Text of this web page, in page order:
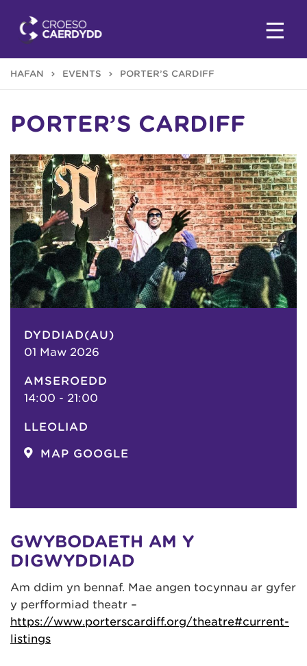
HAFAN EVENTS PORTER’S CARDIFF
PORTER’S CARDIFF
DYDDIAD(AU)
01 Maw 2026
AMSEROEDD
14:00 - 21:00
LLEOLIAD
MAP GOOGLE
GWYBODAETH AM Y
DIGWYDDIAD
Am ddim yn bennaf. Mae angen tocynnau ar gyfer
y perfformiad theatr –
https://www.porterscardiff.org/theatre#current-
listings